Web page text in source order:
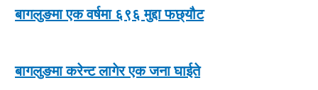
बागलुङमा एक वर्षमा ६९६ मुद्दा फछ्यौट
बागलुङमा करेन्ट लागेर एक जना घाईते